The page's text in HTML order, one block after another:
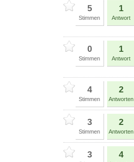
5
Stimmen
1
Antwort
0
Stimmen
1
Antwort
4
Stimmen
2
Antworten
3
Stimmen
2
Antworten
3 4